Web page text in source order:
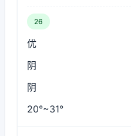
26
优
阴
阴
20°~31°